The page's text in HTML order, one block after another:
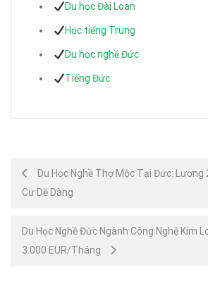
Du học Đài Loan
Học tiếng Trung
Du học nghề Đức
Tiếng Đức
Post
navigation
Du Học Nghề Thợ Mộc Tại Đức:
Cư Dễ Dàng
Du Học Nghề Đức Ngành Công Nghệ Kim
3.000 EUR/Tháng